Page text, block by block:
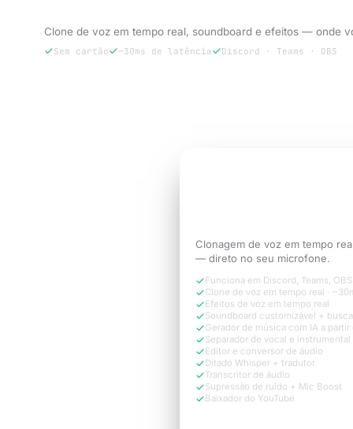
Clone de voz em tempo real, soundboard e efeitos — onde
Sem cartão ~30ms de latência Discord · Teams · OBS
Clonagem de voz em tempo
— direto no seu microfone.
Funciona em Discord, Teams,
Clone de voz em tempo real ·
Efeitos de voz em tempo real
Soundboard customizável +
Gerador de música com IA a
Separador de vocal e instrumental
Editor e conversor de áudio
Ditado Whisper + tradutor
Transcritor de áudio
Supressão de ruído + Mic Boost
Baixador do YouTube